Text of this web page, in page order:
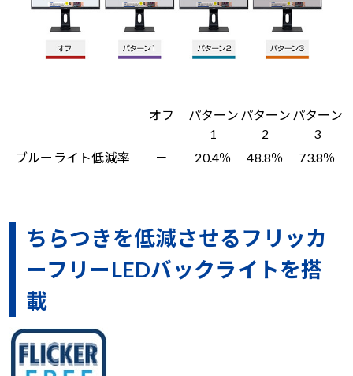
オフ
パターン
1
パターン
2
パターン
3
ブルーライト低減率
－ 20.4％ 48.8％ 73.8％
ちらつきを低減させるフリッカ
ーフリーLEDバックライトを搭
載